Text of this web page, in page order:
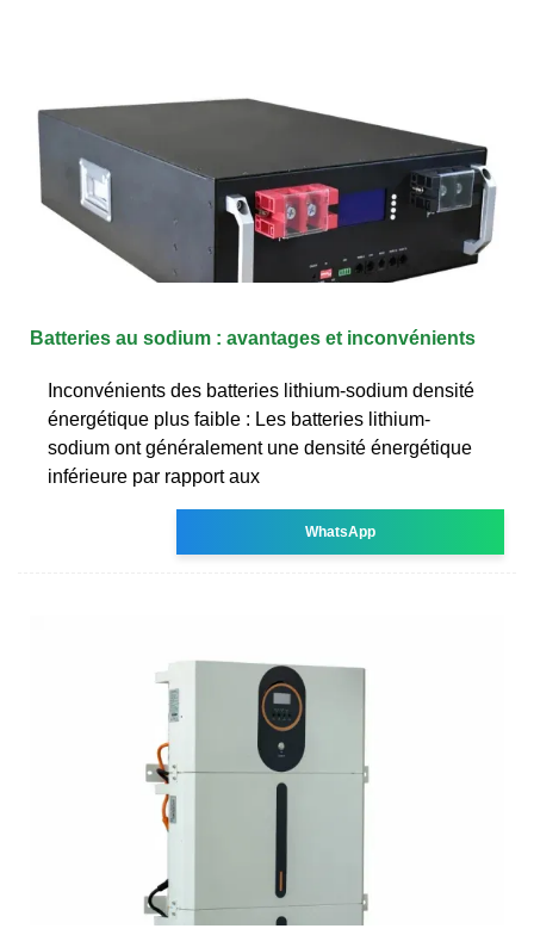
Batteries au sodium : avantages et inconvénients
Inconvénients des batteries lithium-sodium densité
énergétique plus faible : Les batteries lithium-
sodium ont généralement une densité énergétique
inférieure par rapport aux
WhatsApp